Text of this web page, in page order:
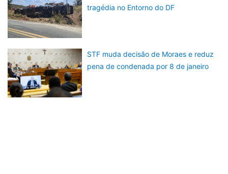
tragédia no Entorno do DF
STF muda decisão de Moraes e reduz
pena de condenada por 8 de janeiro